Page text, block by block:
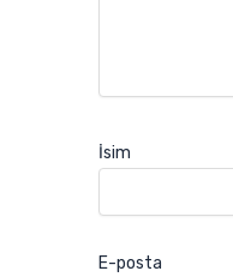
İsim
E-posta